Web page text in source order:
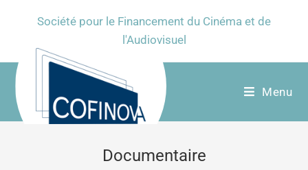
Société pour le Financement du Cinéma et de
l'Audiovisuel
Menu
Documentaire